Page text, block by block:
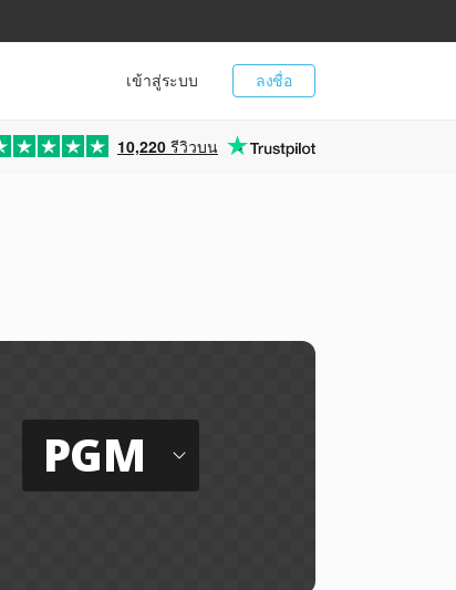
ลงชื่อ
เข้าสู่ระบบ
10,220 รีวิวบน
PGM